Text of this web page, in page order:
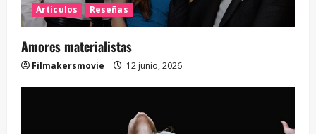
Artículos Reseñas
Amores materialistas
Filmakersmovie 12 junio, 2026